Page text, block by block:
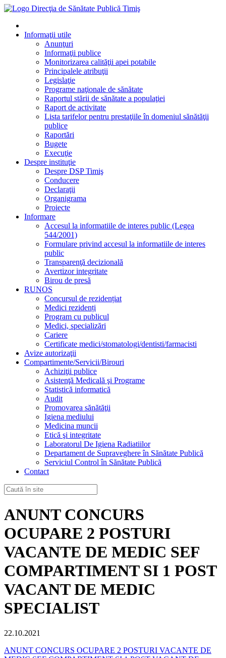
Informaţii utile
Anunţuri
Informaţii publice
Monitorizarea calităţii apei potabile
Principalele atribuţii
Legislaţie
Programe naţionale de sănătate
Raportul stării de sănătate a populaţiei
Raport de activitate
Lista tarifelor pentru prestaţiile în domeniul sănătăţii
publice
Raportări
Bugete
Execuţie
Despre instituţie
Despre DSP Timiş
Conducere
Declaraţii
Organigrama
Proiecte
Informare
Accesul la informatiile de interes public (Legea
544/2001)
Formulare privind accesul la informatiile de interes
public
Transparenţă decizională
Avertizor integritate
Birou de presă
RUNOS
Concursul de rezidențiat
Medici rezidenți
Program cu publicul
Medici, specializări
Cariere
Certificate medici/stomatologi/dentisti/farmacisti
Avize autorizaţii
Compartimente/Servicii/Birouri
Achiziţii publice
Asistenţă Medicală şi Programe
Statistică informatică
Audit
Promovarea sănătăţii
Igiena mediului
Medicina muncii
Etică şi integritate
Laboratorul De Igiena Radiatiilor
Departament de Supraveghere în Sănătate Publică
Serviciul Control în Sănătate Publică
Contact
ANUNT CONCURS
OCUPARE 2 POSTURI
VACANTE DE MEDIC SEF
COMPARTIMENT SI 1 POST
VACANT DE MEDIC
SPECIALIST
22.10.2021
ANUNT CONCURS OCUPARE 2 POSTURI VACANTE DE